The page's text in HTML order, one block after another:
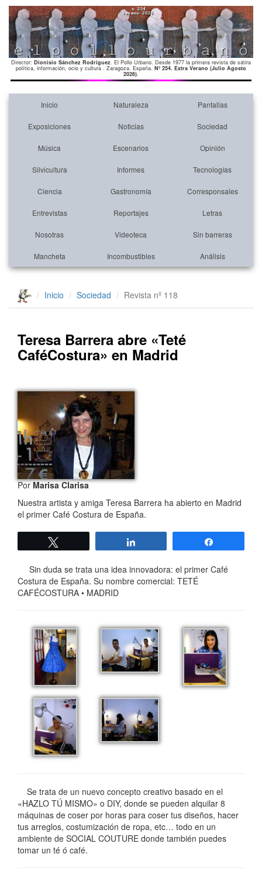
Director: Dionisio Sánchez Rodríguez. El Pollo Urbano. Desde 1977 la primera revista de sátira
política, información, ocio y cultura . Zaragoza. España. Nº 254. Extra Verano (Julio Agosto
2026).
Inicio Naturaleza Pantallas
Exposiciones Noticias Sociedad
Música Escenarios Opinión
Silvicultura Informes Tecnologías
Ciencia Gastronomía Corresponsales
Entrevistas Reportajes Letras
Nosotras Videoteca Sin barreras
Mancheta Incombustibles Análisis
Inicio Sociedad Revista nº 118
Teresa Barrera abre «Teté
CaféCostura» en Madrid
PorMarisa Clarisa
Nuestra artista y amiga Teresa Barrera ha abierto en Madrid
el primer Café Costura de España.
Sin duda se trata una idea innovadora: el primer Café
Costura de España. Su nombre comercial: TETÉ
CAFÉCOSTURA • MADRID
Se trata de un nuevo concepto creativo basado en el
«HAZLO TÚ MISMO» o DIY, donde se pueden alquilar 8
máquinas de coser por horas para coser tus diseños, hacer
tus arreglos, costumización de ropa, etc… todo en un
ambiente de SOCIAL COUTURE donde también puedes
tomar un té ó café.